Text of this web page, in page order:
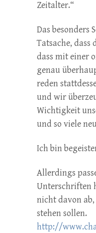
Zeitalter.“
Das besonders
Tatsache,
dass mit einer
genau
reden
und wir
Wichtigkeit
und so viele
Ich bin
Allerdings
Unterschriften
nicht davon
stehen sollen.
http://